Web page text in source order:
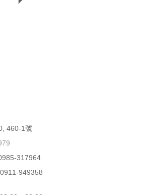
460-1號
317964
949358